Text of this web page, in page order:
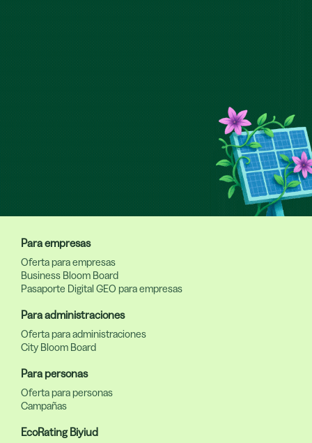
Para empresas
Oferta para empresas
Business Bloom Board
Pasaporte Digital GEO para empresas
Para administraciones
Oferta para administraciones
City Bloom Board
Para personas
Oferta para personas
Campañas
EcoRating Biyiud